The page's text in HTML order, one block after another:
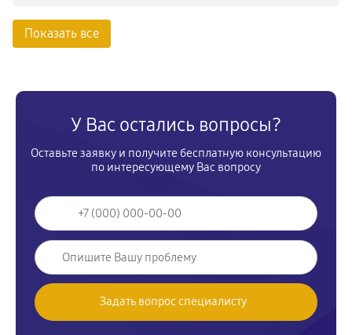
Показать все
У Вас остались вопросы?
Оставьте заявку и получите бесплатную консультацию
по интересующему Вас вопросу